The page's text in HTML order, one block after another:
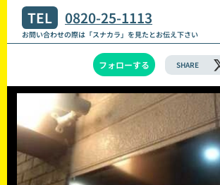
TEL 0820-25-1113
お問い合わせの際は「スナカラ」を見たとお伝え下さい
フォローする SHARE